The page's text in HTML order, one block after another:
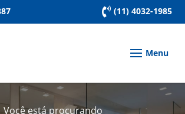
 (11) 4032-1985
Você está procurando